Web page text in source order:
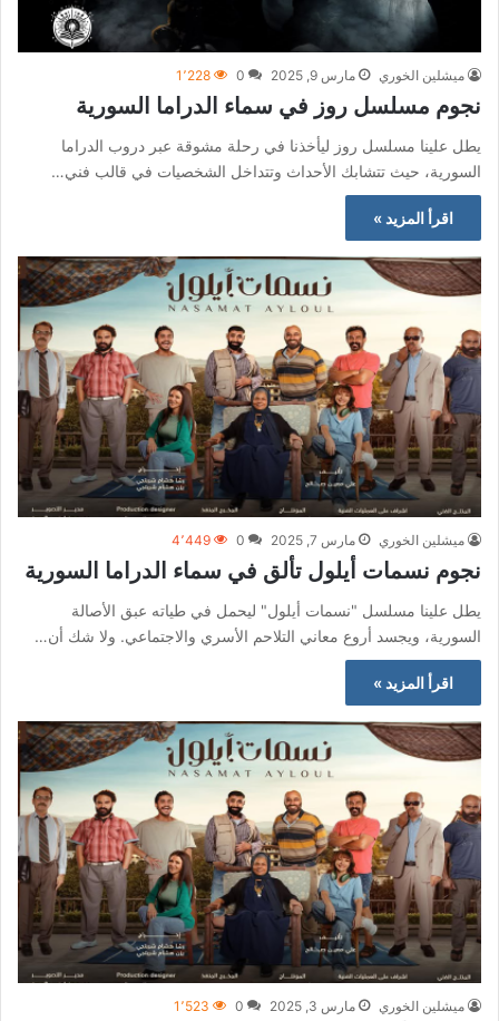
ميشلين الخوري مارس 9, 2025 0 1٬228
نجوم مسلسل روز في سماء الدراما السورية
يطل علينا مسلسل روز ليأخذنا في رحلة مشوقة عبر دروب الدراما
السورية، حيث تتشابك الأحداث وتتداخل الشخصيات في قالب فني…
اقرأ المزيد »
ميشلين الخوري مارس 7, 2025 0 4٬449
نجوم نسمات أيلول تألق في سماء الدراما السورية
يطل علينا مسلسل "نسمات أيلول" ليحمل في طياته عبق الأصالة
السورية، ويجسد أروع معاني التلاحم الأسري والاجتماعي. ولا شك أن…
اقرأ المزيد »
ميشلين الخوري مارس 3, 2025 0 1٬523